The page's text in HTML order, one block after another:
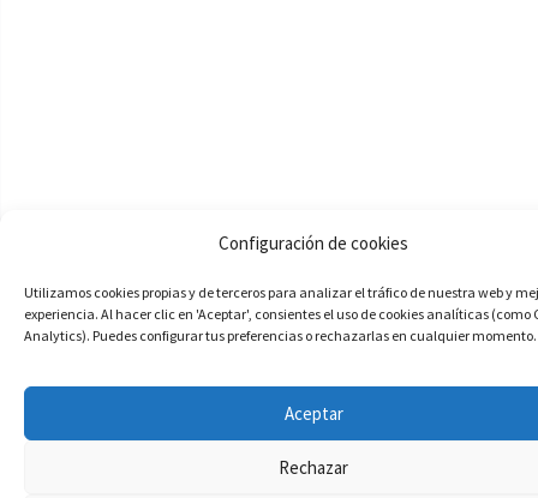
Configuración de cookies
Utilizamos cookies propias y de terceros para analizar el tráfico de nuestra web y
experiencia. Al hacer clic en 'Aceptar', consientes el uso de cookies analíticas (como
Analytics). Puedes configurar tus preferencias o rechazarlas en cualquier momento.
Aceptar
Rechazar